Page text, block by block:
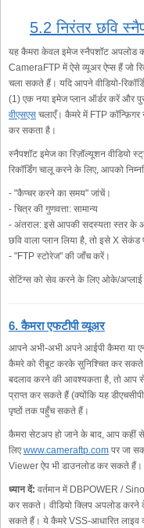
5.2 निरंतर छवि
यह कैमरा केवल इमेज स्नैपशॉट अपलोड
CameraFTP में ऐसे व्यूअर ऐप्स हैं जो
चला सकते हैं। यदि आपने वीडियो-
(1) एक नया इमेज प्लान ऑर्डर करें और
वीएसएस चलाएँ। कैमरे में FTP
कर सकता है।
स्नैपशॉट इमेज का रिज़ॉल्यूशन वीडियो
रिकॉर्डिंग चालू करने के लिए, आपको
- "कैप्चर करने का समय" जांचें।
- चित्र की गुणवत्ता: सामान्य
- अंतराल: इसे आपकी सदस्यता स्तर के
छवि वाला प्लान लिया है, तो इसे X
- "FTP स्टोरेज" की जाँच करें।
सेटिंग्स को सेव करने के लिए ओके/
6. कैमरा एफटीपी व्यूअर
आपने अभी-अभी अपने आईपी कैमरा या
कैमरे को रीबूट करके सुनिश्चित कर
बदलाव करने की आवश्यकता है, तो आप
प्राप्त कर सकते हैं (क्योंकि यह
पृष्ठों तक पहुँच सकते हैं।
कैमरा सेटअप हो जाने के बाद, आप कहीं
लिएwww.cameraftp.com पर जा
Viewer ऐप भी डाउनलोड कर सकते हैं।
ध्यान दें: वर्तमान में DBPOWER /
कर सकते। वीडियो क्लिप अपलोड
सकते हैं। ये कैमरे VSS-आधारित लाइव